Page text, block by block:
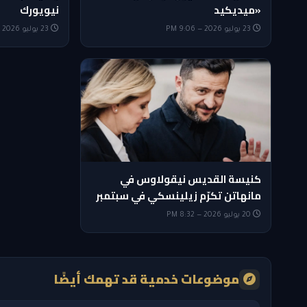
«ميديكيد
نيويورك
كنيسة القديس نيقولاوس في
مانهاتن تكرّم زيلينسكي في سبتمبر
موضوعات خدمية قد تهمك أيضًا